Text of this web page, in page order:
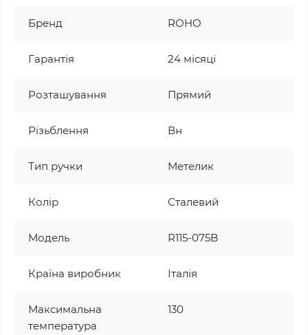
Бренд ROHO
Гарантія 24 місяці
Розташування Прямий
Різьблення Вн
Тип ручки Метелик
Колір Сталевий
Модель R115-075B
Країна виробник Італія
Максимальна
температура
130